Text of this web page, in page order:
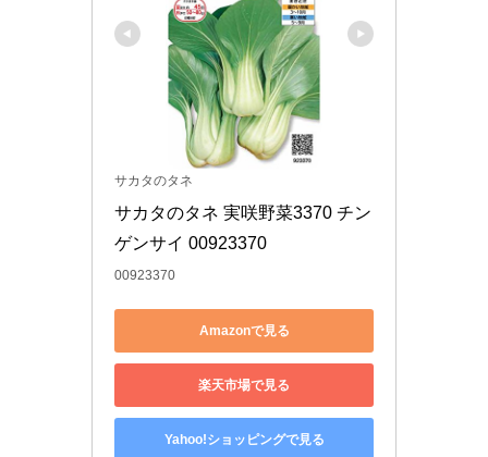
サカタのタネ
サカタのタネ 実咲野菜3370 チン
ゲンサイ 00923370
00923370
Amazonで見る
楽天市場で見る
Yahoo!ショッピングで見る